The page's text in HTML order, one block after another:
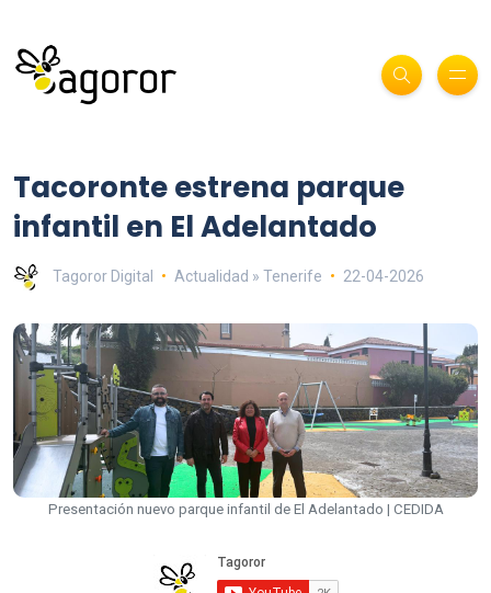
Tacoronte estrena parque
infantil en El Adelantado
Tagoror Digital Actualidad » Tenerife 22-04-2026
Presentación nuevo parque infantil de El Adelantado | CEDIDA